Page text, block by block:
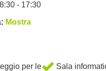
8:30 - 17:30
Mostra
per le
Sala